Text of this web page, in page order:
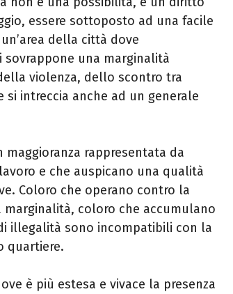
essere sottoposto ad una facile
della città dove
sovrappone una marginalità
violenza, dello scontro tra
intreccia anche ad un generale
rappresentata da
e che auspicano una qualità
Coloro che operano contro la
coloro che accumulano
illegalità sono incompatibili con la
quartiere.
è più estesa e vivace la presenza